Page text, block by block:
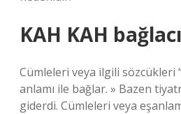
KAH KAH
Cümleleri veya ilgili sözcükleri
anlamı ile bağlar. » Bazen
giderdi. Cümleleri veya